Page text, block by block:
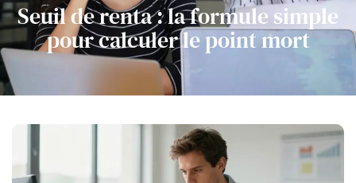
Seuil de renta : la formule simple
pour calculer le point mort